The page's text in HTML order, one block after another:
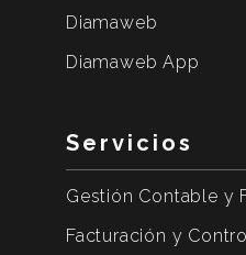
Diamaweb
Diamaweb App
Servicios
Gestión Contable y
Facturación y